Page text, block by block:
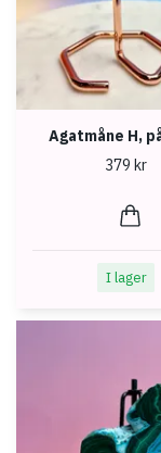
Agatmåne H,
379 kr
I lager